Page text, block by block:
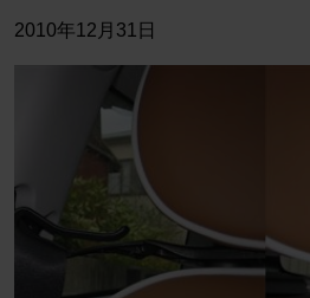
2010年12月31日